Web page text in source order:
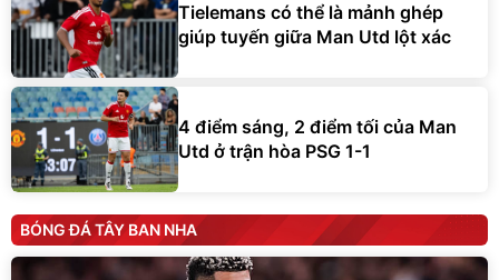
Tielemans có thể là mảnh ghép
giúp tuyến giữa Man Utd lột xác
4 điểm sáng, 2 điểm tối của Man
Utd ở trận hòa PSG 1-1
BÓNG ĐÁ TÂY BAN NHA